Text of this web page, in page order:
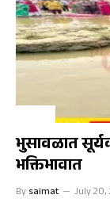
भुसावळात
भक्तिभावात
By saimat July 20,